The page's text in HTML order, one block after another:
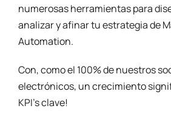
numerosas herramientas para
analizar y afinar tu estrategia de
Automation.
Con, como el 100% de nuestros
electrónicos, un crecimiento
KPI's clave!